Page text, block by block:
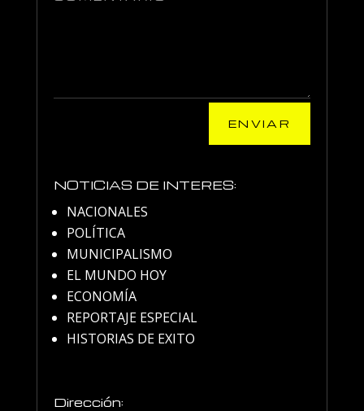
ENVIAR
NOTICIAS DE INTERES:
NACIONALES
POLÍTICA
MUNICIPALISMO
EL MUNDO HOY
ECONOMÍA
REPORTAJE ESPECIAL
HISTORIAS DE EXITO
Dirección: